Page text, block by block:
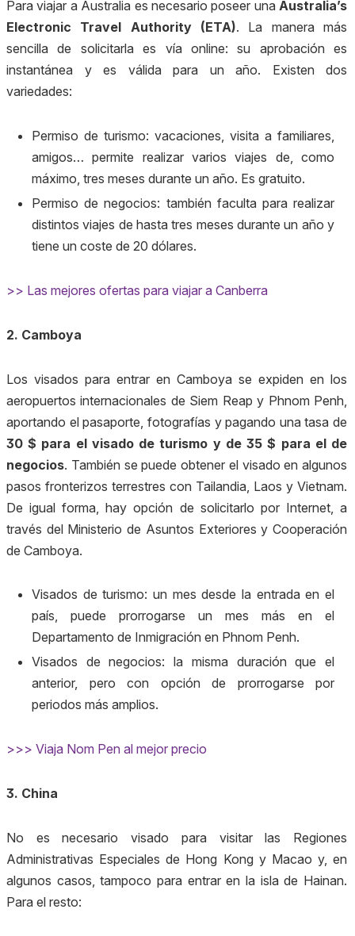
Para viajar a Australia es necesario poseer una Australia’s
Electronic Travel Authority (ETA). La manera más
sencilla de solicitarla es vía online: su aprobación es
instantánea y es válida para un año. Existen dos
variedades:
Permiso de turismo: vacaciones, visita a familiares,
amigos… permite realizar varios viajes de, como
máximo, tres meses durante un año. Es gratuito.
Permiso de negocios: también faculta para realizar
distintos viajes de hasta tres meses durante un año y
tiene un coste de 20 dólares.
>> Las mejores ofertas para viajar a Canberra
2. Camboya
Los visados para entrar en Camboya se expiden en los
aeropuertos internacionales de Siem Reap y Phnom Penh,
aportando el pasaporte, fotografías y pagando una tasa de
30 $ para el visado de turismo y de 35 $ para el de
negocios. También se puede obtener el visado en algunos
pasos fronterizos terrestres con Tailandia, Laos y Vietnam.
De igual forma, hay opción de solicitarlo por Internet, a
través del Ministerio de Asuntos Exteriores y Cooperación
de Camboya.
Visados de turismo: un mes desde la entrada en el
país, puede prorrogarse un mes más en el
Departamento de Inmigración en Phnom Penh.
Visados de negocios: la misma duración que el
anterior, pero con opción de prorrogarse por
periodos más amplios.
>>> Viaja Nom Pen al mejor precio
3. China
No es necesario visado para visitar las Regiones
Administrativas Especiales de Hong Kong y Macao y, en
algunos casos, tampoco para entrar en la isla de Hainan.
Para el resto: